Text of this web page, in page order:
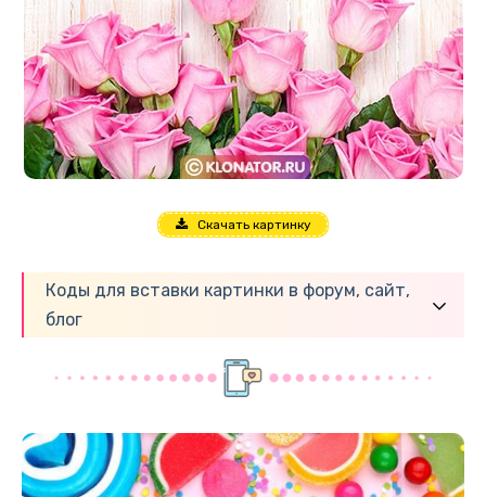
Скачать картинку
Коды для вставки картинки в форум, сайт,
блог